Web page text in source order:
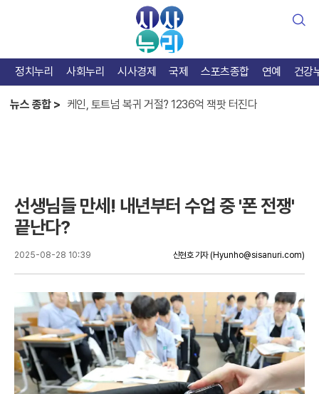
검
정치누리 사회누리 시사경제 국제 스포츠종합 연예 건강
뉴스 종합 >
한준수 홀로서기엔 아직, 베테랑 김태군 가치 증명
케인, 토트넘 복귀 거절? 1236억 잭팟 터진다
선생님들 만세! 내년부터 수업 중 '폰 전쟁'
끝난다?
2025-08-28 10:39 신현호 기자 (Hyunho@sisanuri.com)